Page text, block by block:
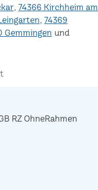
74366 Kirchheim am
74369
Gemmingen und